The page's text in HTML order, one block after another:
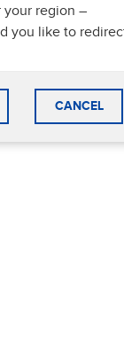
your region –
you like to
CANCEL